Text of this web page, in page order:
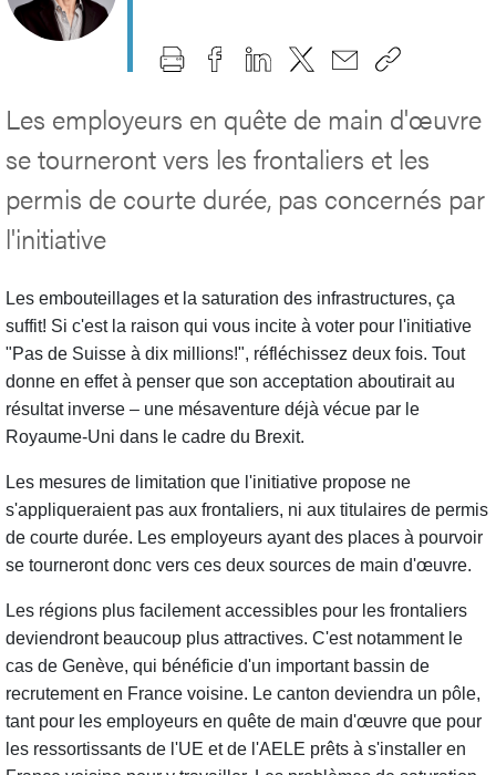
Les employeurs en quête de main d'œuvre
se tourneront vers les frontaliers et les
permis de courte durée, pas concernés par
l'initiative
Les embouteillages et la saturation des infrastructures, ça
suffit! Si c'est la raison qui vous incite à voter pour l'initiative
"Pas de Suisse à dix millions!", réfléchissez deux fois. Tout
donne en effet à penser que son acceptation aboutirait au
résultat inverse – une mésaventure déjà vécue par le
Royaume-Uni dans le cadre du Brexit.
Les mesures de limitation que l'initiative propose ne
s'appliqueraient pas aux frontaliers, ni aux titulaires de permis
de courte durée. Les employeurs ayant des places à pourvoir
se tourneront donc vers ces deux sources de main d'œuvre.
Les régions plus facilement accessibles pour les frontaliers
deviendront beaucoup plus attractives. C'est notamment le
cas de Genève, qui bénéficie d'un important bassin de
recrutement en France voisine. Le canton deviendra un pôle,
tant pour les employeurs en quête de main d'œuvre que pour
les ressortissants de l'UE et de l'AELE prêts à s'installer en